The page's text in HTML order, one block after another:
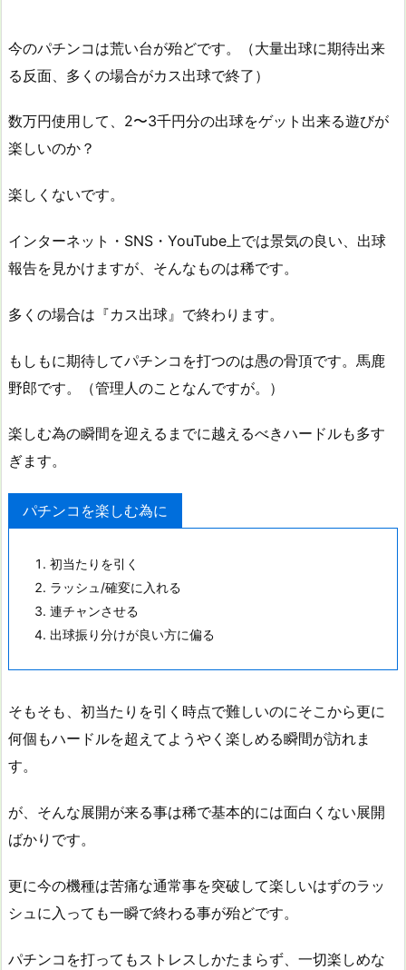
今のパチンコは荒い台が殆どです。（大量出球に期待出来
る反面、多くの場合がカス出球で終了）
数万円使用して、2〜3千円分の出球をゲット出来る遊びが
楽しいのか？
楽しくないです。
インターネット・SNS・YouTube上では景気の良い、出球
報告を見かけますが、そんなものは稀です。
多くの場合は『カス出球』で終わります。
もしもに期待してパチンコを打つのは愚の骨頂です。馬鹿
野郎です。（管理人のことなんですが。）
楽しむ為の瞬間を迎えるまでに越えるべきハードルも多す
ぎます。
パチンコを楽しむ為に
初当たりを引く
ラッシュ/確変に入れる
連チャンさせる
出球振り分けが良い方に偏る
そもそも、初当たりを引く時点で難しいのにそこから更に
何個もハードルを超えてようやく楽しめる瞬間が訪れま
す。
が、そんな展開が来る事は稀で基本的には面白くない展開
ばかりです。
更に今の機種は苦痛な通常事を突破して楽しいはずのラッ
シュに入っても一瞬で終わる事が殆どです。
パチンコを打ってもストレスしかたまらず、一切楽しめな